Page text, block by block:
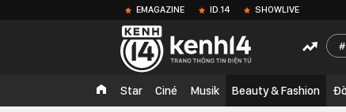
EMAGAZINE ID.14 SHOWLIVE
Star Ciné Musik Beauty & Fashion